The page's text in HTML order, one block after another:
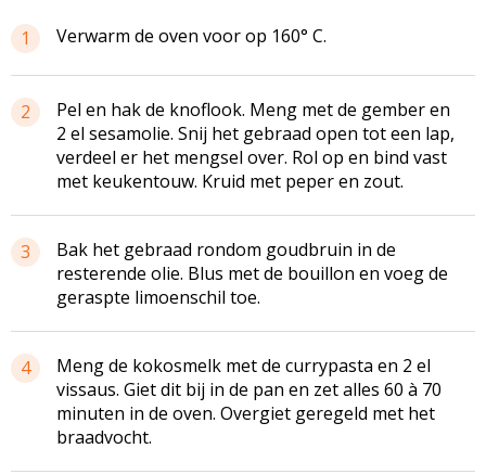
1 Verwarm de oven voor op 160° C.
2
Pel en hak de knoflook. Meng met de gember en
2 el sesamolie. Snij het gebraad open tot een lap,
verdeel er het mengsel over. Rol op en bind vast
met keukentouw. Kruid met peper en zout.
3
Bak het gebraad rondom goudbruin in de
resterende olie. Blus met de bouillon en voeg de
geraspte limoenschil toe.
4
Meng de kokosmelk met de currypasta en 2 el
vissaus. Giet dit bij in de pan en zet alles 60 à 70
minuten in de oven. Overgiet geregeld met het
braadvocht.